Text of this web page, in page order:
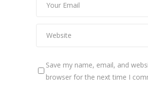
Save my name, email, and
browser for the next time I